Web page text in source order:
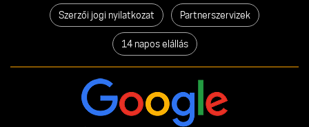
Szerzői jogi nyilatkozat Partnerszervizek
14 napos elállás